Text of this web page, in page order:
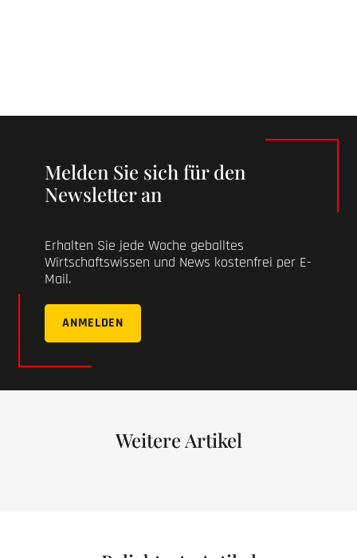
Melden Sie sich für den
Newsletter an
Erhalten Sie jede Woche geballtes
Wirtschaftswissen und News kostenfrei per E-
Mail.
ANMELDEN
Weitere Artikel